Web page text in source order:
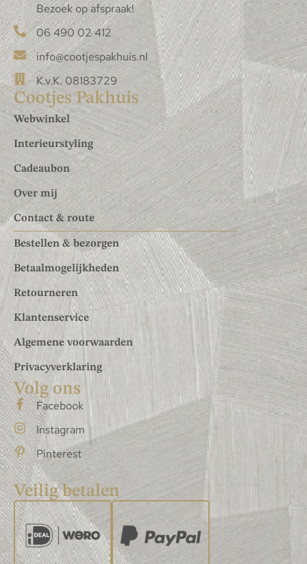
Bezoek op afspraak!
06 490 02 412
info@cootjespakhuis.nl
K.v.K. 08183729
Cootjes Pakhuis
Webwinkel
Interieurstyling
Cadeaubon
Over mij
Contact & route
Bestellen & bezorgen
Betaalmogelijkheden
Retourneren
Klantenservice
Algemene voorwaarden
Privacyverklaring
Volg ons
Facebook
Instagram
Pinterest
Veilig betalen